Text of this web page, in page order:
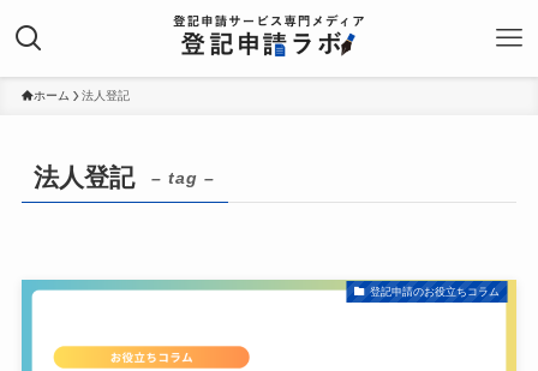
ホーム 法人登記
法人登記 – tag –
登記申請のお役立ちコラム